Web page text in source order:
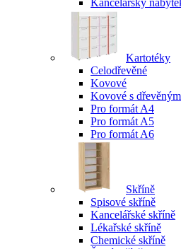
Kancelářský
Kartotéky
Celodřevěné
Kovové
Kovové s
Pro formát A4
Pro formát A5
Pro formát A6
Skříně
Spisové skříně
Kancelářské skříně
Lékařské skříně
Chemické skříně